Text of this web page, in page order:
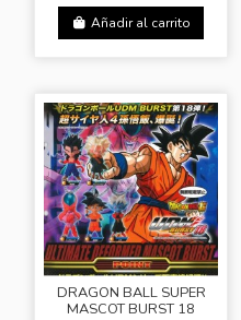
Añadir al carrito
DRAGON BALL SUPER
MASCOT BURST 18